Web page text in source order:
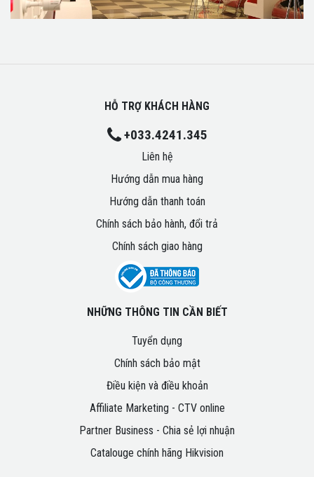
HỖ TRỢ KHÁCH HÀNG
+033.4241.345
Liên hệ
Hướng dẫn mua hàng
Hướng dẫn thanh toán
Chính sách bảo hành, đổi trả
Chính sách giao hàng
NHỮNG THÔNG TIN CẦN BIẾT
Tuyển dụng
Chính sách bảo mật
Điều kiện và điều khoản
Affiliate Marketing - CTV online
Partner Business - Chia sẻ lợi nhuận
Catalouge chính hãng Hikvision